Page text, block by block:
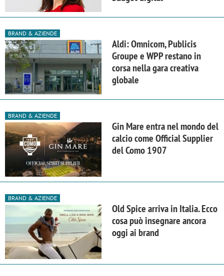
BRAND & AZIENDE
Aldi: Omnicom, Publicis
Groupe e WPP restano in
corsa nella gara creativa
globale
BRAND & AZIENDE
Gin Mare entra nel mondo del
calcio come Official Supplier
del Como 1907
BRAND & AZIENDE
Old Spice arriva in Italia. Ecco
cosa può insegnare ancora
oggi ai brand